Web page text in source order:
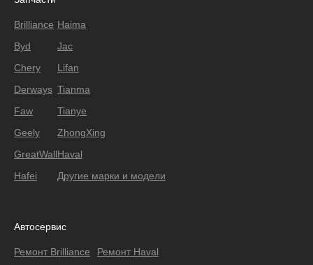
Brilliance
Byd
Chery
Derways
Faw
Geely
GreatWall
Hafei
Haima
Jac
Lifan
Tianma
Tianye
ZhongXing
Haval
Другие марки и модели
Автосервис
Ремонт Brilliance
Ремонт Haval